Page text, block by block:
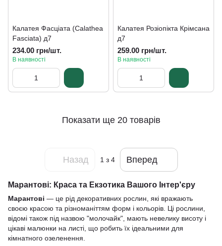
Калатея Фасціата (Calathea
Fasciata) д7
234.00 грн/шт.
В наявності
Калатея Розіопікта Крімсана
д7
259.00 грн/шт.
В наявності
Показати ще 20 товарів
Назад 1 з 4 Вперед
Марантові: Краса та Екзотика Вашого Інтер'єру
Марантові — це рід декоративних рослин, які вражають
своєю красою та різноманіттям форм і кольорів. Ці рослини,
відомі також під назвою "молочайк", мають невелику висоту і
цікаві малюнки на листі, що робить їх ідеальними для
кімнатного озеленення.